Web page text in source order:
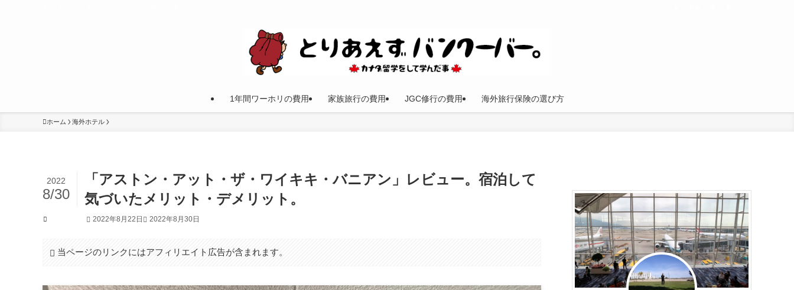
1年間ワーホリの費用 家族旅行の費用 JGC修行の費用 海外旅行保険の選び方
ホーム 海外ホテル
「アストン・アット・ザ・ワイキキ・バニアン」レビュー。宿泊して
気づいたメリット・デメリット。
2022
8/30
2022年8月22日 2022年8月30日
当ページのリンクにはアフィリエイト広告が含まれます。